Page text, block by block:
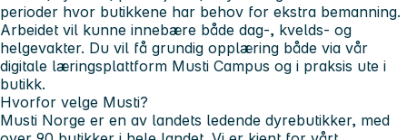
perioder hvor butikkene har behov for ekstra bemanning.
Arbeidet vil kunne innebære både dag-, kvelds- og
helgevakter. Du vil få grundig opplæring både via vår
digitale læringsplattform Musti Campus og i praksis ute i
butikk.
Hvorfor velge Musti?
Musti Norge er en av landets ledende dyrebutikker, med